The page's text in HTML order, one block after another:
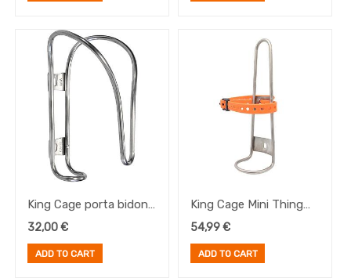
King Cage porta bidon
Inox Iris Cage
32,00€
ADD TO CART
King Cage Mini Thing
Cage (inc. 1x Nano Voile
54,99€
ADD TO CART